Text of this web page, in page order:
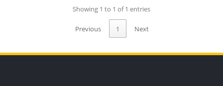
Showing 1 to 1 of 1 entries
Previous 1 Next